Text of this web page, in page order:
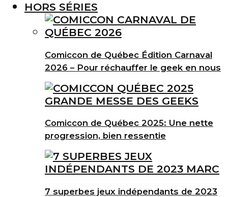
HORS SÉRIES
Comiccon de Québec Édition Carnaval
2026 – Pour réchauffer le geek en nous
Comiccon de Québec 2025: Une nette
progression, bien ressentie
7 superbes jeux indépendants de 2023